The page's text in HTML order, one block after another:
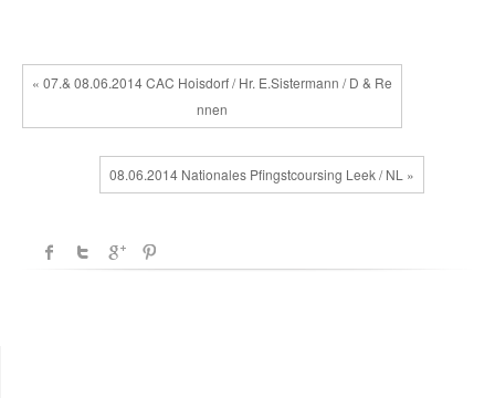
« 07.& 08.06.2014 CAC Hoisdorf / Hr. E.Sistermann / D & Re
nnen
08.06.2014 Nationales Pfingstcoursing Leek / NL »